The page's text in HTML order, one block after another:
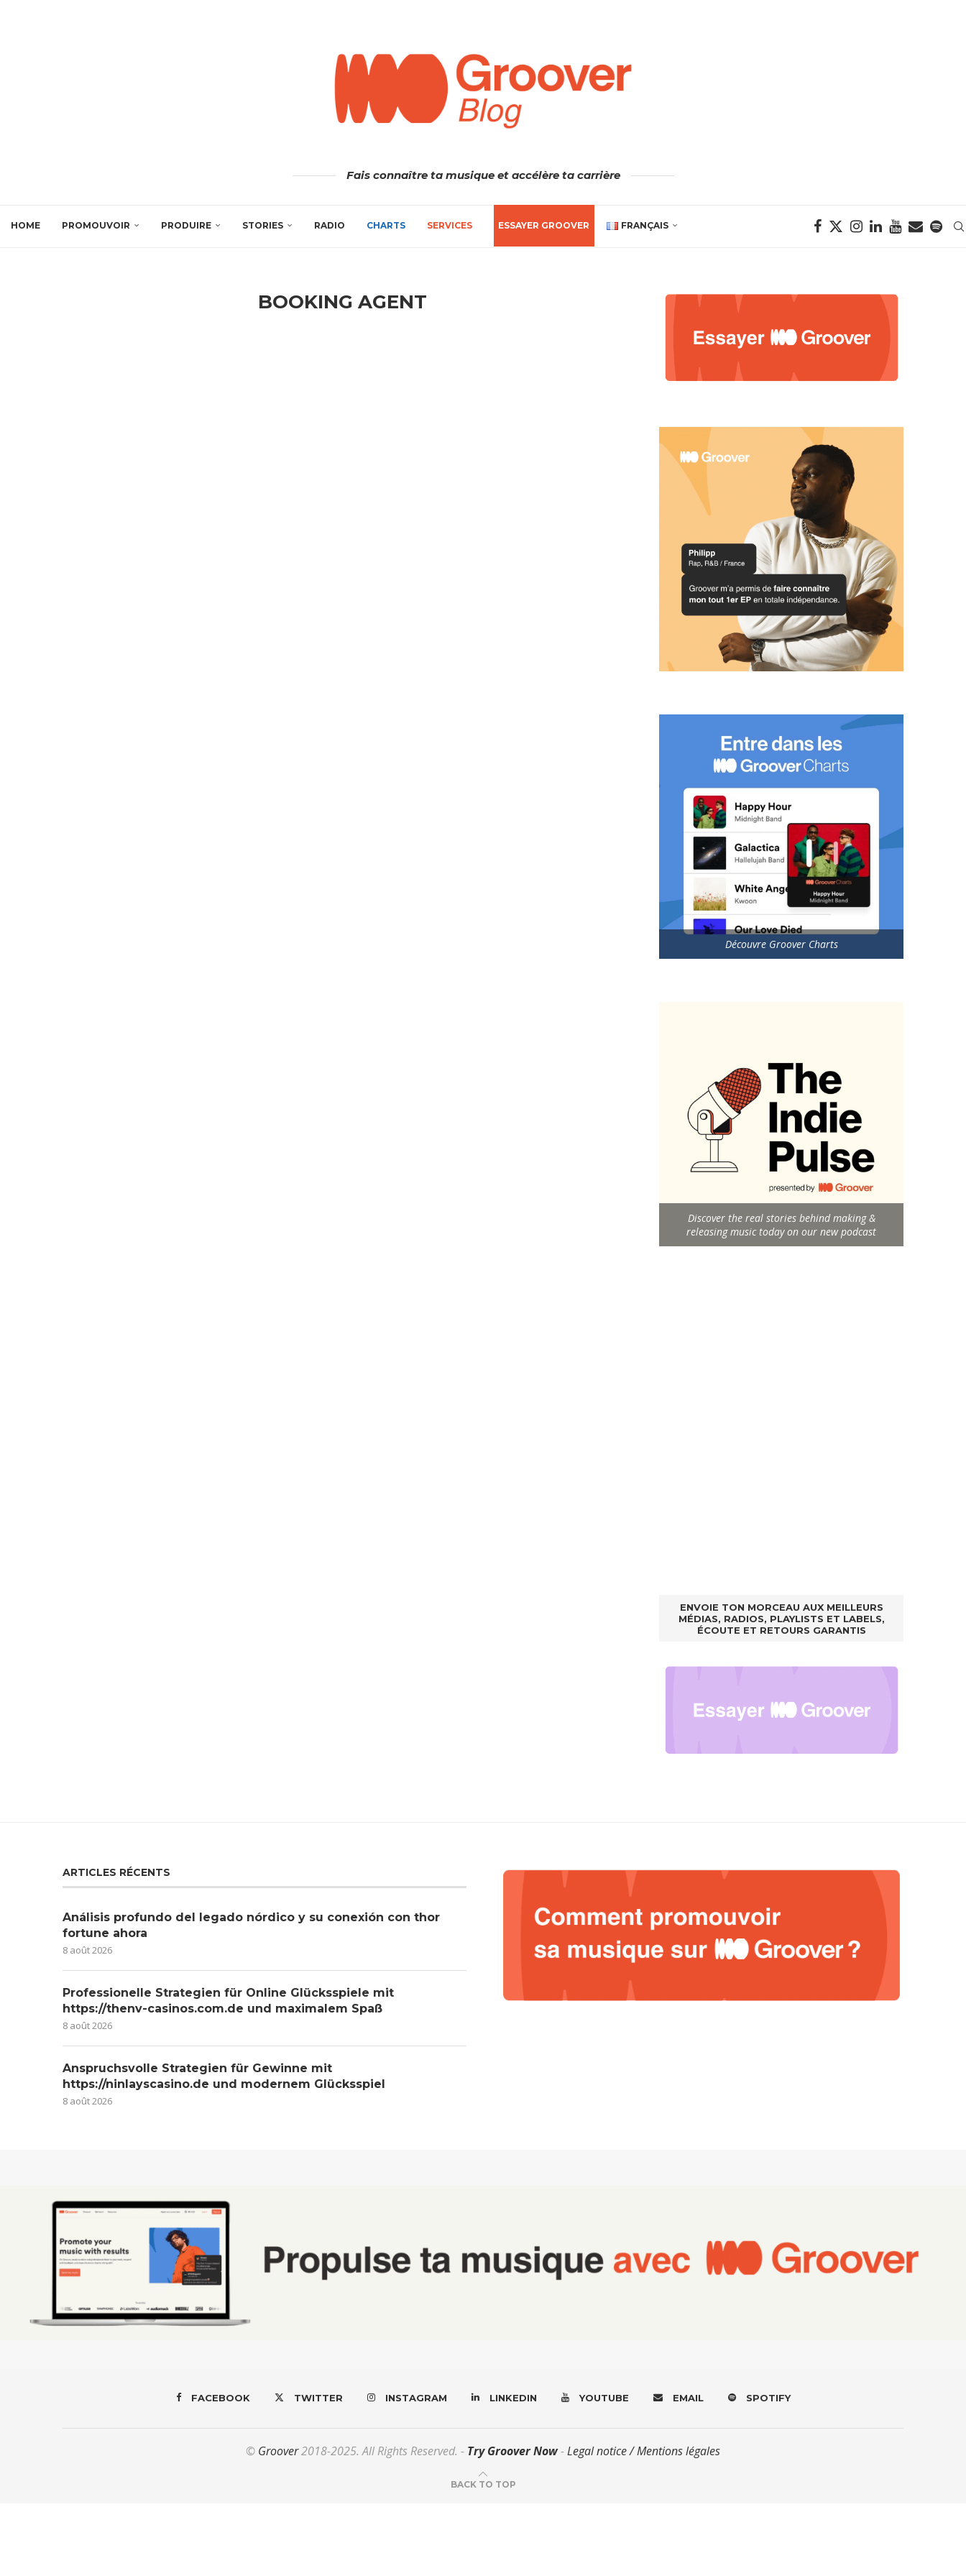
Fais connaître ta musique et accélère ta carrière
HOME PROMOUVOIR PRODUIRE STORIES RADIO CHARTS SERVICES ESSAYER GROOVER FRANÇAIS
BOOKING AGENT
Découvre Groover Charts
Discover the real stories behind making &
releasing music today on our new podcast
ENVOIE TON MORCEAU AUX MEILLEURS
MÉDIAS, RADIOS, PLAYLISTS ET LABELS,
ÉCOUTE ET RETOURS GARANTIS
ARTICLES RÉCENTS
Análisis profundo del legado nórdico y su conexión con thor
fortune ahora
8 août 2026
Professionelle Strategien für Online Glücksspiele mit
https://thenv-casinos.com.de und maximalem Spaß
8 août 2026
Anspruchsvolle Strategien für Gewinne mit
https://ninlayscasino.de und modernem Glücksspiel
8 août 2026
FACEBOOK TWITTER INSTAGRAM LINKEDIN YOUTUBE EMAIL SPOTIFY
© Groover2018-2025. All Rights Reserved. - Try Groover Now-Legal notice / Mentions légales
BACK TO TOP